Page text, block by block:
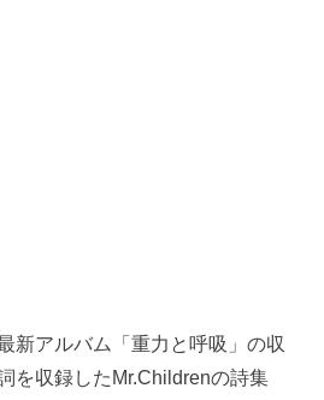
新アルバム「重力と呼吸」の収
を収録したMr.Childrenの詩集